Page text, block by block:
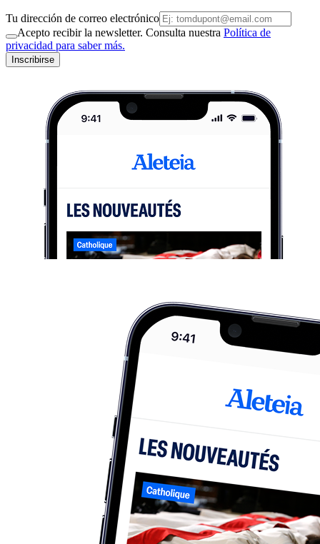
Tu dirección de correo electrónico
Acepto recibir la newsletter. Consulta nuestra Política de
privacidad para saber más.
Inscribirse